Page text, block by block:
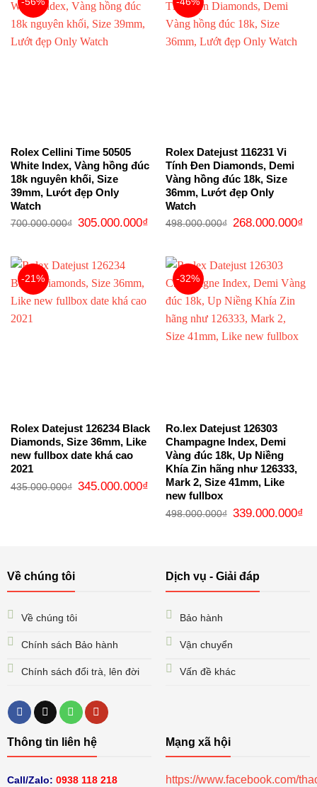
Rolex Cellini Time 50505
White Index, Vàng hồng đúc
18k nguyên khối, Size
39mm, Lướt đẹp Only
Watch
700.000.000₫
Giá
gốc
305.000.000₫Giá
305.000.000₫.
Rolex Datejust 116231 Vi
Tính Đen Diamonds, Demi
Vàng hồng đúc 18k, Size
36mm, Lướt đẹp Only
Watch
498.000.000₫
Giá
gốc
268.000.000₫
-21%
Rolex Datejust 126234 Black
Diamonds, Size 36mm, Like
new fullbox date khá cao
2021
435.000.000₫
Giá
gốc
345.000.000₫Giá
hiện
-32%
Ro.lex Datejust 126303
Champagne Index, Demi
Vàng đúc 18k, Up Niềng
Khía Zin hãng như 126333,
Mark 2, Size 41mm, Like
new fullbox
498.000.000₫
Giá
gốc
339.000.000₫
Về chúng tôi
Về chúng tôi
Chính sách Bảo hành
Chính sách đổi trà, lên đời
Dịch vụ - Giải đáp
Bảo hành
Vận chuyển
Vấn đề khác
Thông tin liên hệ
Call/Zalo: 0938 118 218
Mạng xã hội
https://www.facebook.com/